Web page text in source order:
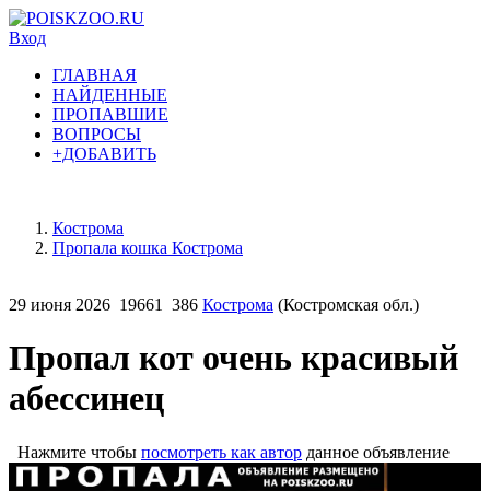
Вход
ГЛАВНАЯ
НАЙДЕННЫЕ
ПРОПАВШИЕ
ВОПРОСЫ
+ДОБАВИТЬ
Кострома
Пропала кошка Кострома
29 июня 2026 19661 386 Кострома (Костромская обл.)
Пропал кот очень красивый
абессинец
Нажмите чтобы посмотреть как автор данное объявление